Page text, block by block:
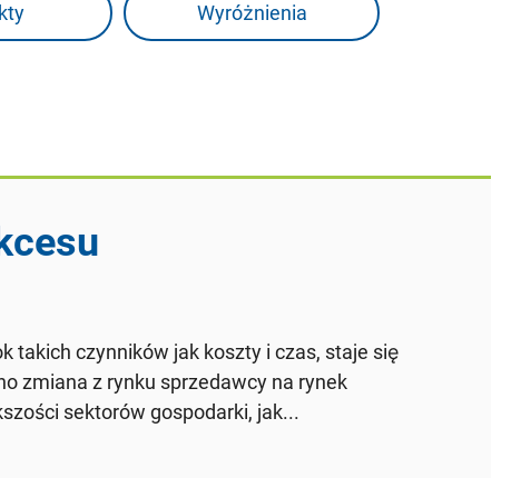
Wyróżnienia
takich czynników jak koszty i czas, staje się
zmiana z rynku sprzedawcy na rynek
sektorów gospodarki, jak...